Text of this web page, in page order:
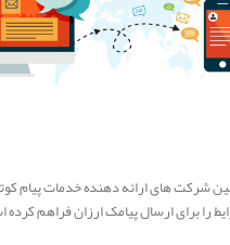
شرکت های ارائه دهنده خدمات پیام
برای ارسال پیامک ارزان فراهم کرده